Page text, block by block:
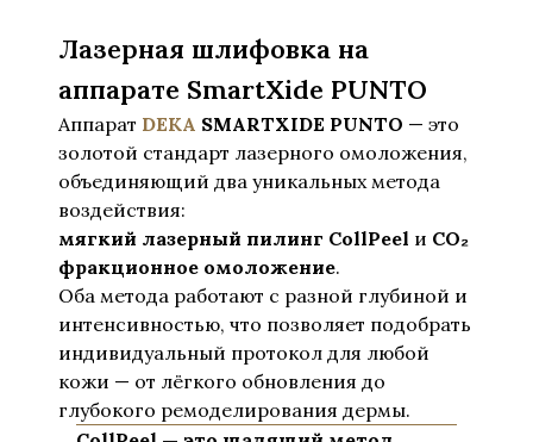
Лазерная шлифовка на
аппарате SmartXide PUNTO
Аппарат DEKA SMARTXIDE PUNTO — это
золотой стандарт лазерного омоложения,
объединяющий два уникальных метода
воздействия:
мягкий лазерный пилинг CollPeel и CO₂
фракционное омоложение.
Оба метода работают с разной глубиной и
интенсивностью, что позволяет подобрать
индивидуальный протокол для любой
кожи — от лёгкого обновления до
глубокого ремоделирования дермы.